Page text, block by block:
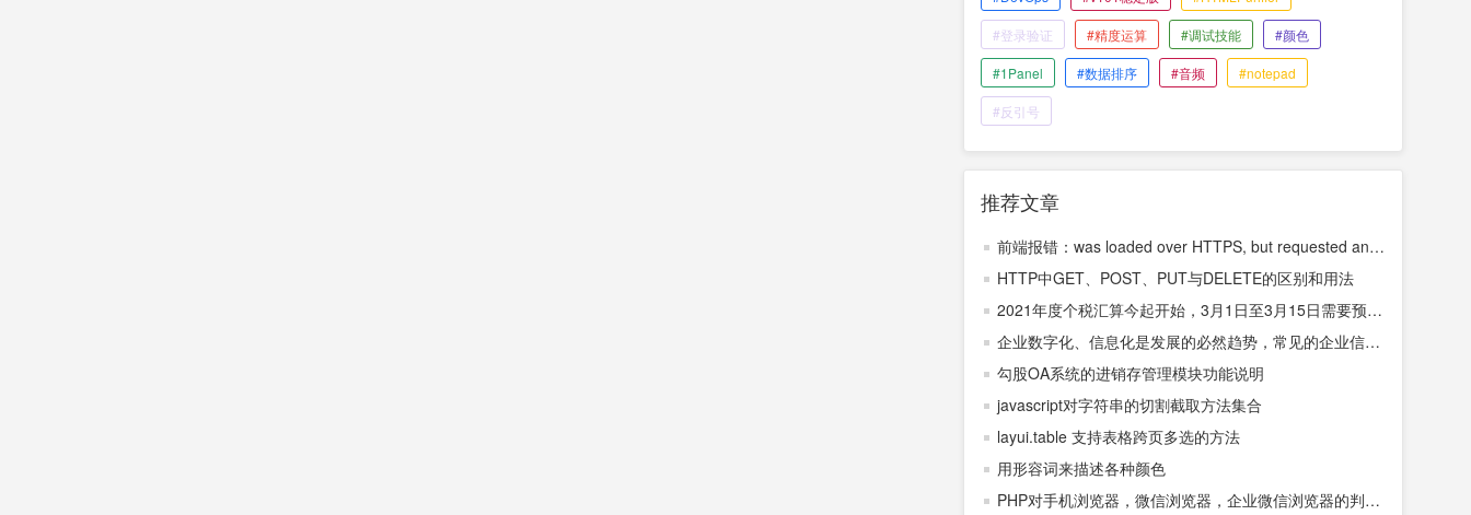
#登录验证 #精度运算 #调试技能 #颜色
#1Panel #数据排序 #音频 #notepad
#反引号
推荐文章
前端报错：was loaded over HTTPS, but requested an in
secure错误解决方案
HTTP中GET、POST、PUT与DELETE的区别和用法
2021年度个税汇算今起开始，3月1日至3月15日需要预
约，3月16日至6月30日，无需预约
企业数字化、信息化是发展的必然趋势，常见的企业信息
化、数字化系统有哪些？
勾股OA系统的进销存管理模块功能说明
javascript对字符串的切割截取方法集合
layui.table 支持表格跨页多选的方法
用形容词来描述各种颜色
PHP对手机浏览器，微信浏览器，企业微信浏览器的判断